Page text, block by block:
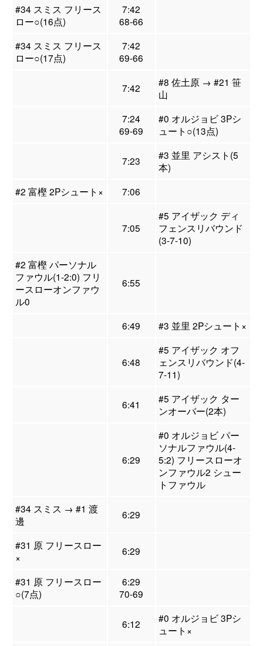
#34 スミス フリース
ロー○(16点)
7:42
68-66
#34 スミス フリース
ロー○(17点)
7:42
69-66
7:42
#8 佐土原 → #21 笹
山
7:24
69-69
#0 オルジョビ 3Pシ
ュート○(13点)
7:23
#3 並里 アシスト(5
本)
#2 富樫 2Pシュート×
7:06
7:05
#5 アイザック ディ
フェンスリバウンド
(3-7-10)
#2 富樫 パーソナル
ファウル(1-2:0) フリ
ースローオンファウ
ル0
6:55
6:49 #3 並里 2Pシュート×
6:48
#5 アイザック オフ
ェンスリバウンド(4-
7-11)
6:41
#5 アイザック ター
ンオーバー(2本)
6:29
#0 オルジョビ パー
ソナルファウル(4-
5:2) フリースローオ
ンファウル2 シュー
トファウル
#34 スミス → #1 渡
邊
6:29
#31 原 フリースロー
×
6:29
#31 原 フリースロー
○(7点)
6:29
70-69
6:12
#0 オルジョビ 3Pシ
ュート×